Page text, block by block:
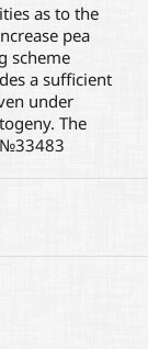
as to the
pea
scheme
a sufficient
under
The
№33483